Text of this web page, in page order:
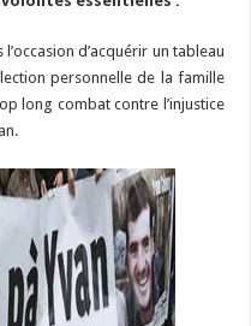
d’acquérir un tableau
personnelle de la famille
long combat contre l’injustice